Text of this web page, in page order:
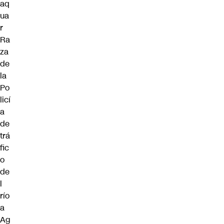
aq
ua
r
Ra
za
de
la
Po
licí
a
de
trá
fic
o
de
l
río
a
Ag